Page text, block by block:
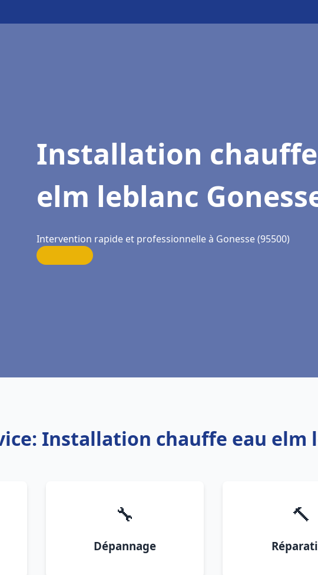
Installation
elm leblanc
Intervention rapide et professionnelle à Gonesse (95500)
Installation chauffe eau elm
🔧
Dépannage
🔨